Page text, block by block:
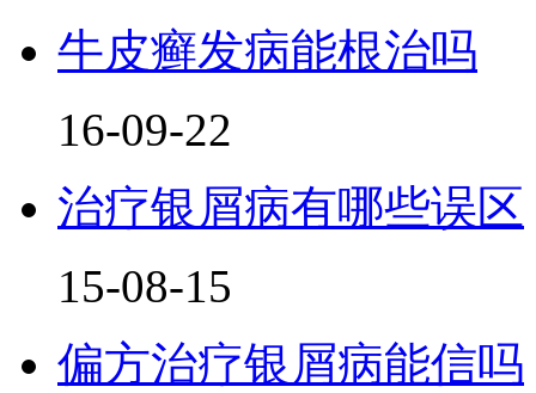
牛皮癣发病能根治吗
16-09-22
治疗银屑病有哪些误区
15-08-15
偏方治疗银屑病能信吗